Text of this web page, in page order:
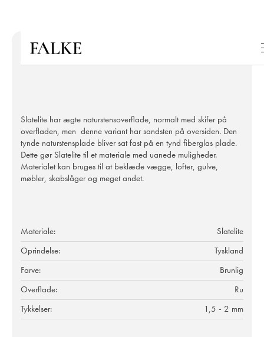
Slatelite har ægte naturstensoverflade, normalt med skifer på
overfladen, men denne variant har sandsten på oversiden. Den
tynde naturstensplade bliver sat fast på en tynd fiberglas plade.
Dette gør Slatelite til et materiale med uanede muligheder.
Materialet kan bruges til at beklæde vægge, lofter, gulve,
møbler, skabslåger og meget andet.
Materiale:
Slatelite
Oprindelse:
Tyskland
Farve:
Brunlig
Overflade:
Ru
Tykkelser:
1,5 - 2 mm